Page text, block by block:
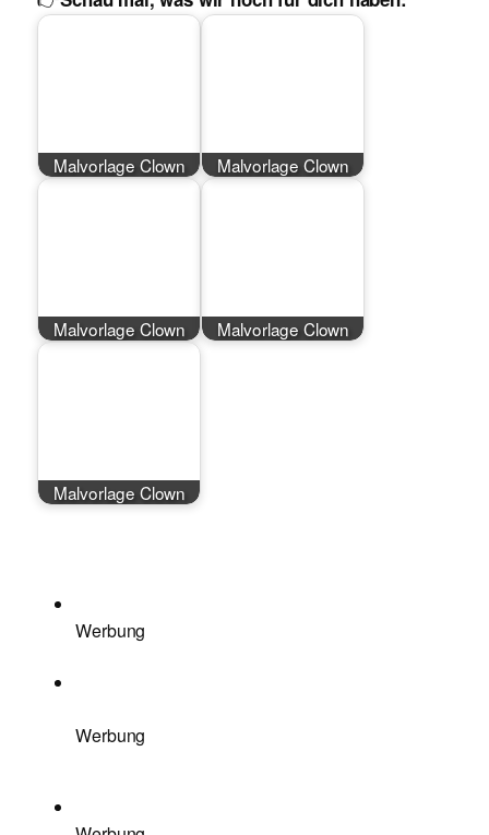
Malvorlage Clown Malvorlage Clown
Malvorlage Clown Malvorlage Clown
Malvorlage Clown
Werbung
Werbung